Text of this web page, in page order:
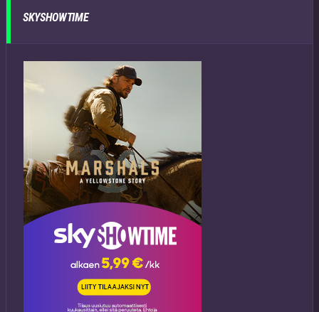
SKYSHOWTIME